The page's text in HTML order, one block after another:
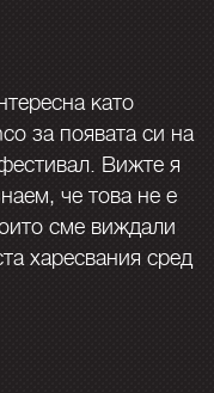
като
за появата си на
Вижте я
че това не е
сме виждали
харесвания сред